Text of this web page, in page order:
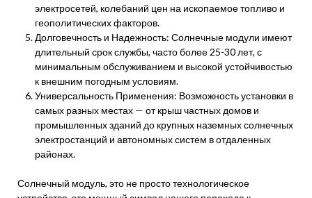
электросетей, колебаний цен на ископаемое топливо и
геополитических факторов.
Долговечность и Надежность: Солнечные модули имеют
длительный срок службы, часто более 25-30 лет, с
минимальным обслуживанием и высокой устойчивостью
к внешним погодным условиям.
Универсальность Применения: Возможность установки в
самых разных местах — от крыш частных домов и
промышленных зданий до крупных наземных солнечных
электростанций и автономных систем в отдаленных
районах.
Солнечный модуль, это не просто технологическое